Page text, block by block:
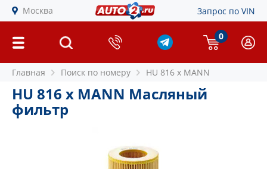
Москва Запрос по VIN
0
Главная Поиск по номеру HU 816 x MANN
HU 816 x MANN Масляный
фильтр